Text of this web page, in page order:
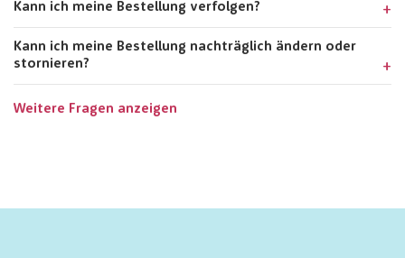
Kann ich meine Bestellung verfolgen?
Kann ich meine Bestellung nachträglich ändern oder
stornieren?
Weitere Fragen anzeigen